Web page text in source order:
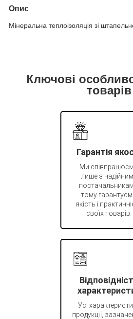
Опис
Мінеральна теплоізоляція зі
Ключові
товарів
Гарантія
Ми
лише з
тому
якість і
своїх товарів.
Усі
продукції,